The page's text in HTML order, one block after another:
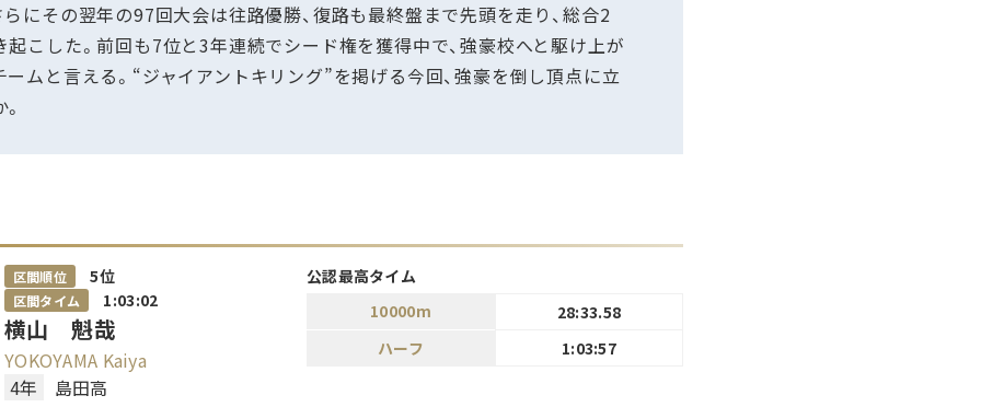
にその翌年の97回大会は往路優勝、復路も最終盤まで先頭を走り、総合2
こした。前回も7位と3年連続でシード権を獲得中で、強豪校へと駆け上が
ムと言える。“ジャイアントキリング”を掲げる今回、強豪を倒し頂点に立
区間順位 5位
区間タイム 1:03:02
横山 魁哉
YOKOYAMA Kaiya
4年
島田高
公認最高タイム
10000m
28:33.58
ハーフ
1:03:57